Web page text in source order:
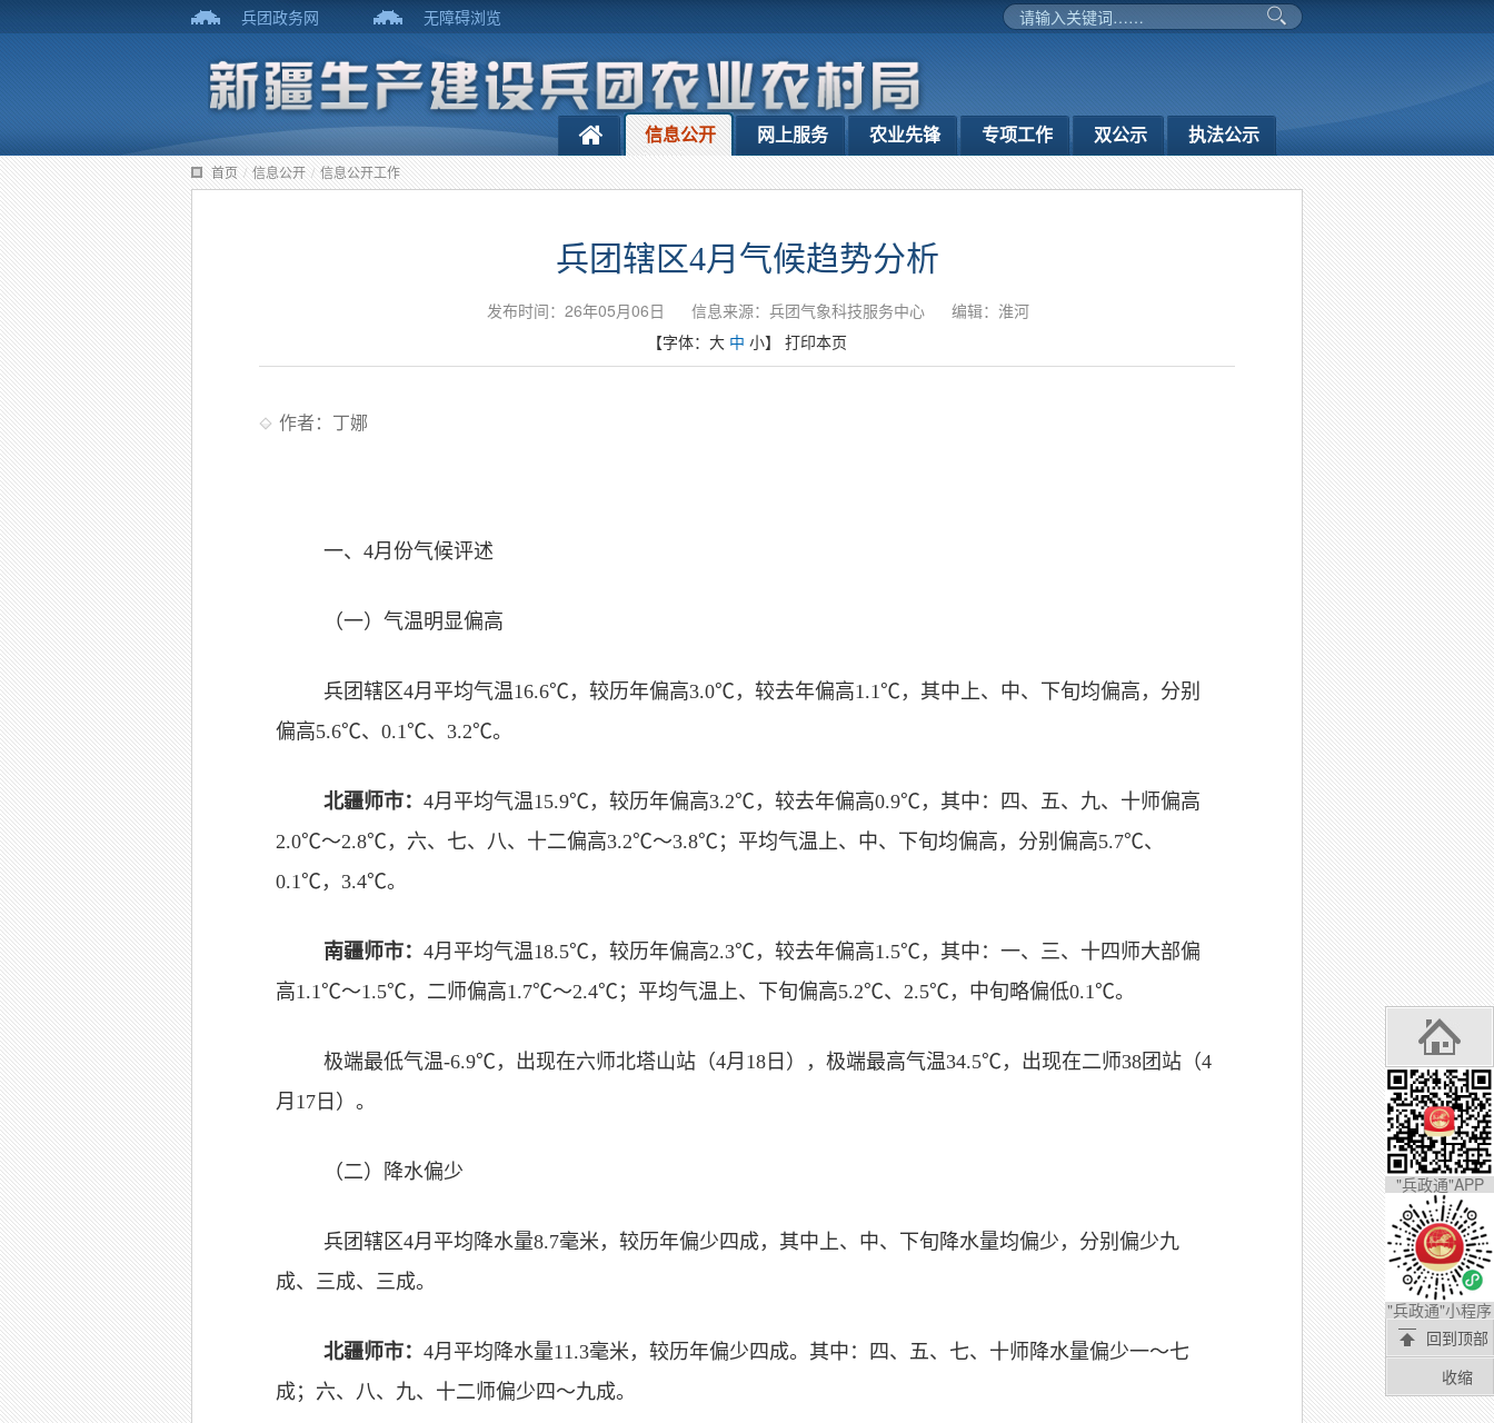
兵团政务网 无障碍浏览
信息公开 网上服务 农业先锋 专项工作 双公示 执法公示
首页 / 信息公开 / 信息公开工作
兵团辖区4月气候趋势分析
发布时间：26年05月06日 信息来源：兵团气象科技服务中心
编辑：淮河
【字体： 大 中 小】 打印本页
作者：丁娜
一、4月份气候评述
（一）气温明显偏高
兵团辖区4月平均气温16.6℃，较历年偏高3.0℃，较去年偏高1.1℃，其中上、中、下旬均偏高，分别
偏高5.6℃、0.1℃、3.2℃。
北疆师市： 4月平均气温15.9℃，较历年偏高3.2℃，较去年偏高0.9℃，其中：四、五、九、十师偏高
2.0℃～2.8℃，六、七、八、十二偏高3.2℃～3.8℃；平均气温上、中、下旬均偏高，分别偏高5.7℃、
0.1℃，3.4℃。
南疆师市： 4月平均气温18.5℃，较历年偏高2.3℃，较去年偏高1.5℃，其中：一、三、十四师大部偏
高1.1℃～1.5℃，二师偏高1.7℃～2.4℃；平均气温上、下旬偏高5.2℃、2.5℃，中旬略偏低0.1℃。
极端最低气温-6.9℃，出现在六师北塔山站（4月18日），极端最高气温34.5℃，出现在二师38团站（4
月17日）。
（二）降水偏少
兵团辖区4月平均降水量8.7毫米，较历年偏少四成，其中上、中、下旬降水量均偏少，分别偏少九
成、三成、三成。
北疆师市： 4月平均降水量11.3毫米，较历年偏少四成。其中：四、五、七、十师降水量偏少一～七
成；六、八、九、十二师偏少四～九成。
"兵政通"APP
"兵政通"小程序
回到顶部
收缩